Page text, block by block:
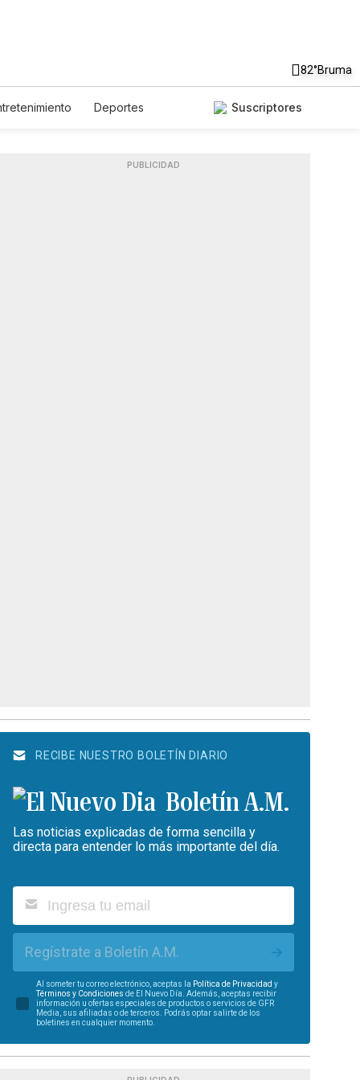
82°Bruma
Deportes
Suscriptores
PUBLICIDAD
RECIBE NUESTRO BOLETÍN DIARIO
Boletín A.M.
Las noticias explicadas de forma sencilla y
directa para entender lo más importante del día.
Regístrate a Boletín A.M.
Al someter tu correo electrónico, aceptas la Política de Privacidad y
Términos y Condiciones de El Nuevo Día. Además, aceptas recibir
información u ofertas especiales de productos o servicios de GFR
Media, sus afiliadas o de terceros. Podrás optar salirte de los
boletines en cualquier momento.